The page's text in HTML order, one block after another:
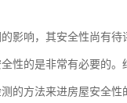
响，其安全性尚有待
性的是非常有必要的
的方法来进房屋安全